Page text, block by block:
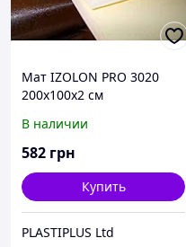
Мат IZOLON PRO 3020
200х100х2 см
В наличии
582 грн
Купить
PLASTIPLUS Ltd